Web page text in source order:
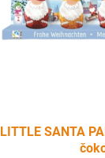
LITTLE SANTA